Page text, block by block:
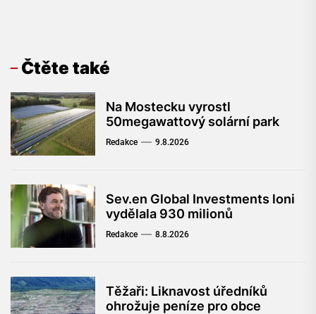
Čtěte také
Na Mostecku vyrostl
50megawattový solární park
Redakce 9.8.2026
Sev.en Global Investments loni
vydělala 930 milionů
Redakce 8.8.2026
Těžaři: Liknavost úředníků
ohrožuje peníze pro obce